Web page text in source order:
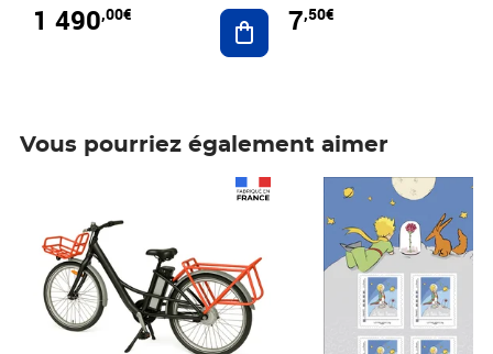
1 490,00€ Ajouter au panier
7,50€
Vous pourriez également aimer
Prix 7,50€